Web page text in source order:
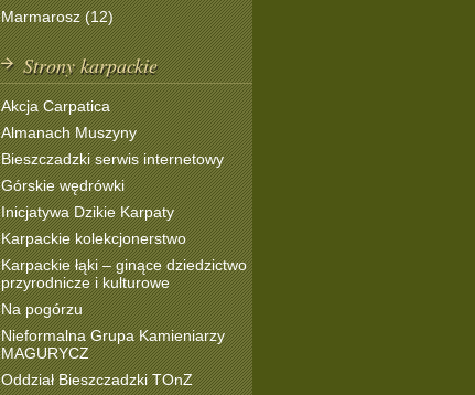
Marmarosz (12)
Strony karpackie
Akcja Carpatica
Almanach Muszyny
Bieszczadzki serwis internetowy
Górskie wędrówki
Inicjatywa Dzikie Karpaty
Karpackie kolekcjonerstwo
Karpackie łąki – ginące dziedzictwo
przyrodnicze i kulturowe
Na pogórzu
Nieformalna Grupa Kamieniarzy
MAGURYCZ
Oddział Bieszczadzki TOnZ